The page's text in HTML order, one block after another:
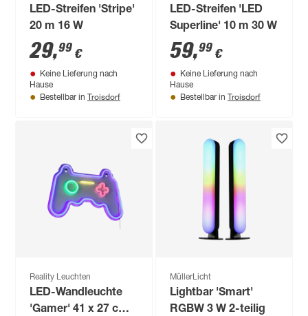
LED-Streifen 'Stripe'
20 m 16 W
29,99 €
Keine Lieferung nach
Hause
Bestellbar in Troisdorf
LED-Streifen 'LED
Superline' 10 m 30 W
59,99 €
Keine Lieferung nach
Hause
Bestellbar in Troisdorf
Reality Leuchten
LED-Wandleuchte
'Gamer' 41 x 27 cm,
MüllerLicht
Lightbar 'Smart'
RGBW 3 W 2-teilig